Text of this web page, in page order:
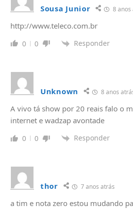
Sousa Junior 8 anos
http://www.teleco.com.br
0 0 Responder
Unknown 8 anos
A vivo tá show por 20 reais falo o
internet e wadzap avontade
0 0 Responder
thor 7 anos atrás
a tim e nota zero estou mudando